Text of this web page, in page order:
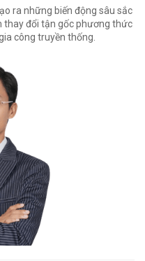
ra những biến động sâu sắc
thay đổi tận gốc phương thức
công truyền thống.